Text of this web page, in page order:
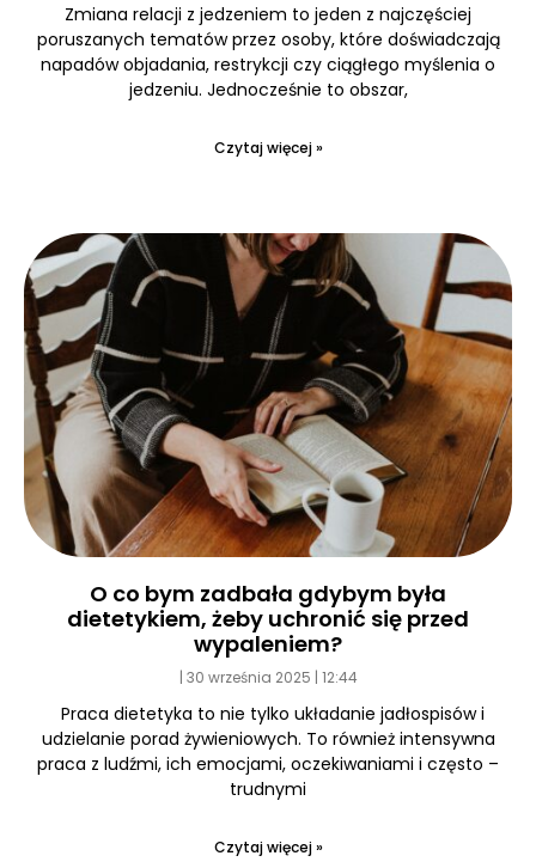
Zmiana relacji z jedzeniem to jeden z najczęściej
poruszanych tematów przez osoby, które doświadczają
napadów objadania, restrykcji czy ciągłego myślenia o
jedzeniu. Jednocześnie to obszar,
Czytaj więcej »
O co bym zadbała gdybym była
dietetykiem, żeby uchronić się przed
wypaleniem?
30 września 2025 12:44
Praca dietetyka to nie tylko układanie jadłospisów i
udzielanie porad żywieniowych. To również intensywna
praca z ludźmi, ich emocjami, oczekiwaniami i często –
trudnymi
Czytaj więcej »